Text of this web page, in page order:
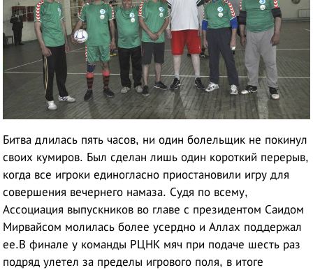
Битва длилась пять часов, ни один болельщик не покинул
своих кумиров. Был сделан лишь один короткий перерыв,
когда все игроки единогласно приостановили игру для
совершения вечернего намаза. Судя по всему,
Ассоциация выпускников во главе с президентом Саидом
Мирвайсом молилась более усердно и Аллах поддержал
ее.В финале у команды РЦНК мяч при подаче шесть раз
подряд улетел за пределы игрового поля, в итоге